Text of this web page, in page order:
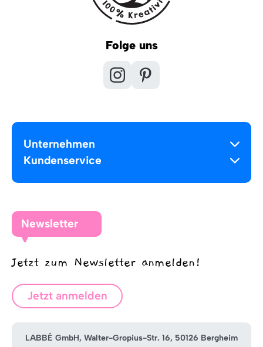
Folge uns
Unternehmen
Kundenservice
Newsletter
Jetzt zum Newsletter anmelden!
Jetzt anmelden
LABBÉ GmbH, Walter-Gropius-Str. 16, 50126 Bergheim